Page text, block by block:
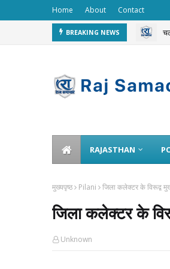
Home About Contact
BREAKING NEWS
RAJASTHAN
मुख्यपृष्ठ Pilani जिला कलेक्टर के विरूद्व
जिला कलेक्टर के
Unknown